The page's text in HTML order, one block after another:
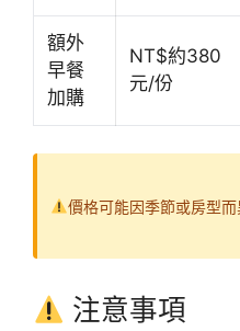
額外
早餐
加購
NT$約380
元/份
價格可能因季節或房型
注意事項